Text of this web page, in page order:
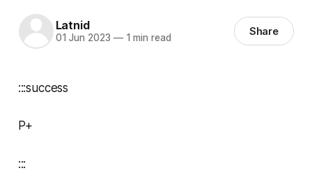
Latnid
01 Jun 2023 —1 min read Share
:::success
P+
:::